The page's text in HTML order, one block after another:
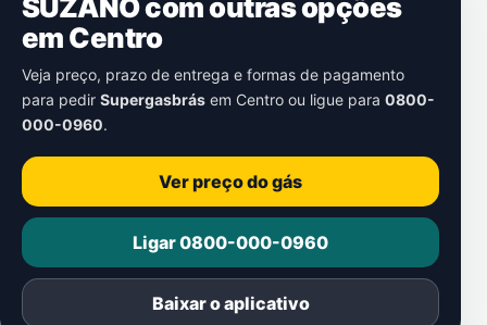
SUZANO com outras opções
emCentro
Veja preço, prazo de entrega e formas de pagamento
para pedir Supergasbrás em Centro ou ligue para 0800-
000-0960.
Ver preço do gás
Ligar 0800-000-0960
Baixar o aplicativo